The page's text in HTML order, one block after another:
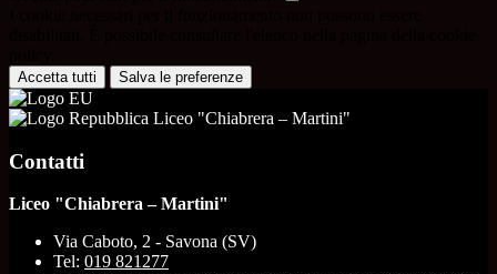
Accetta tutti Salva le preferenze
Liceo "Chiabrera – Martini"
Contatti
Liceo "Chiabrera – Martini"
Via Caboto, 2 - Savona (SV)
Tel: 019 821277